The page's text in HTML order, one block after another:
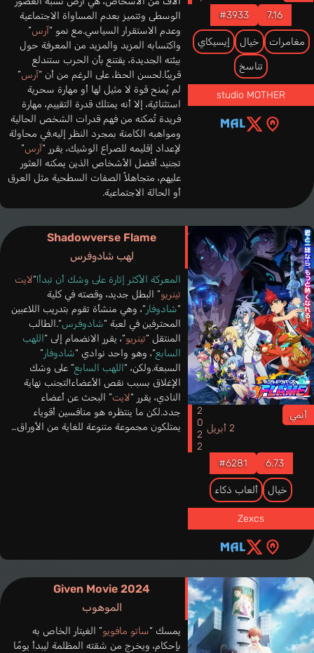
7.16
#3933
مغامرات خيال إيسيكاي
تناسخ
studio MOTHER
الوسطى وتتميز بعدم المساواة الاجتماعية
وعدم الاستقرار السياسي.مع نمو “آرس”
واكتسابه المزيد والمزيد من المعرفة حول
بيئته الجديدة، يقتنع بأن الحرب ستندلع
قريبًا.لحسن الحظ، على الرغم من أن “آرس”
لم يُمنح قوة لا مثيل لها أو مهارة سحرية
استثنائية، إلا أنه يمتلك قدرة التقييم، مهارة
فريدة تُمكنه من فهم قدرات الشخص الحالية
ومواهبه الكامنة بمجرد النظر إليه.في محاولة
لإعداد إقليمه للصراع الوشيك، يقرر “آرس”
تجنيد أفضل الأشخاص الذين يمكنه العثور
عليهم، متجاهلاً الصفات السطحية مثل العرق
أو الحالة الاجتماعية.
Shadowverse Flame
لهب شادوفرس
أنمي
2 أبريل
2022
6.73
#6281
خيال ألعاب ذكاء
Zexcs
المعركة الأكثر إثارة على وشك أن تبدأ!“لايت
تينريو” البطل جديد، وقصته في كلية
“شادوفار“، وهي منشأة تقوم بتدريب اللاعبين
المحترفين في لعبة “شادوفرس“.الطالب
المنتقل “تينريو“، يقرر الانضمام إلى “اللهب
السابع“، وهو واحد نوادي “شادوفار”
السبعة.ولكن، “اللهب السابع” على وشك
الإغلاق بسبب نقص الأعضاء!لتجنب نهاية
النادي، يقرر “لايت” البحث عن أعضاء
جدد.لكن ما ينتظره هو منافسين أقوياء
يمتلكون مجموعة متنوعة للغاية من الأوراق…
Given Movie 2024
الموهوب
يمسك “ساتو مافويو” الغيتار الخاص به
بإحكام، ويخرج من شقته المظلمة ليبدأ يومًا